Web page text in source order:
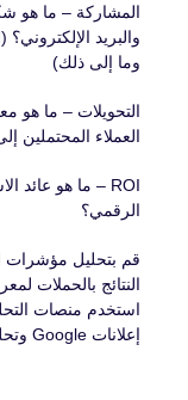
المشاركة – ما هو
والبريد
وما إلى ذلك)
التحويلات – ما هو
العملاء المحتملين
الرقمي؟
قم بتحليل مؤشرات
النتائج بالحملات
إعلانات Google وتحليلات الوسائط الاجتماعية.